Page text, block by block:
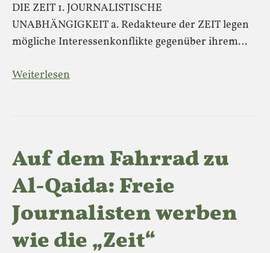
DIE ZEIT 1. JOURNALISTISCHE
UNABHÄNGIGKEIT a. Redakteure der ZEIT legen
mögliche Interessenkonflikte gegenüber ihrem…
Weiterlesen
Auf dem Fahrrad zu
Al-Qaida: Freie
Journalisten werben
wie die „Zeit“